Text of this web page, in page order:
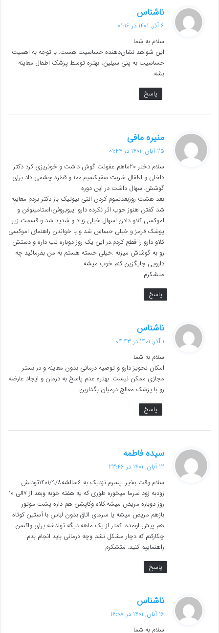
ناشناس
ت
:
6 آذر, 1401 در 01:16
سلام به شما
این شواهد نشان‌دهنده حساسیت هست. با توجه به اهمیت
حساسیت به پنی سیلین، بهتره توسط پزشک اطفال معاینه
بشه.
پاسخ
منیره مافی
ت
:
25 آبان, 1401 در 01:44
سلام دختر 20ماهم عفونت گوش داشت و خونریزی کرد دکتر
داخلی و اطفال شربت سقیکسیم 100 و قطره چشمی داد برای
گوشش.اسهال داشت در این دوره
بعد هشت روزبعدتموم کردن انتی بیوتیک باز دکتر بردم معاینه
شد گفتن هنوز خوب اثر نکرده دارو ایبوبروفن،استامینوفن و
اموکسی کلاو دادن.اسهال خیلی زیاد و شدید شد و قسمت زیر
پوشک قرمز و خیلی حساس شد و با خواندن راهنمای اموکسی
کلاو دارو را قطع کردم.در این یک روز دوباره تب داره و دستش
رو به گوشاش میزنه .خیلی خسته هستم به من بفرمائید چه
دارویی جایگزین کنم خوب میشه
متشکرم
پاسخ
ناشناس
ت
:
1 آذر, 1401 در 04:43
سلام به شما
امکان تجویز دارو و توصیه درمانی بدون معاینه و در بستر
مجازی ممکن نیست. بهتره عدم پاسخ به درمان و ایجاد عارضه
رو با پزشک معالج درمیان بگذارین.
پاسخ
سیده فاطمه
ف
12 آبان, 1401 در 23:46
سلام وقت بخیر. پسرم نزدیک به 6سالشه1401/9/8تودلش
زودبه زود سرما میخوره طوری که یه هفته خوبه وبعد از 7الی 10
روز دوباره مریض میشه.کلاه وکاپشن هم داره پشت موتور
بازهم مریض میشه یا سرمای اتاق بدون لباس با آستین کوتاه
هم پیش اومده. کمتر از یک ماهه دیگه تولدشه برای واکسن
چکارکنم که دچار مشکل نشم وچه درمانی باید انجام بدم.
راهنماییم کنید. متشکرم
پاسخ
ناشناس
ف
16 آبان, 1401 در 16:08
سلام به شما